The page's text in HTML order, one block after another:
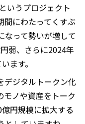
いうプロジェクト
間にわたってくすぶ
なって勢いが増して
弱、さらに2024年
ます。
デジタルトークン化
モノや資産をトーク
円規模に拡大する